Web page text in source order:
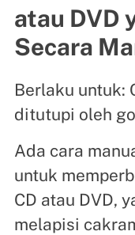
atau DVD
Secara
Berlaku untuk:
ditutupi oleh
Ada cara
untuk
CD atau DVD,
melapisi